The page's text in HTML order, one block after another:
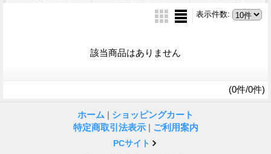
表示件数:
該当商品はありません
(0件/0件)
ホーム | ショッピングカート
特定商取引法表示 | ご利用案内
PCサイト